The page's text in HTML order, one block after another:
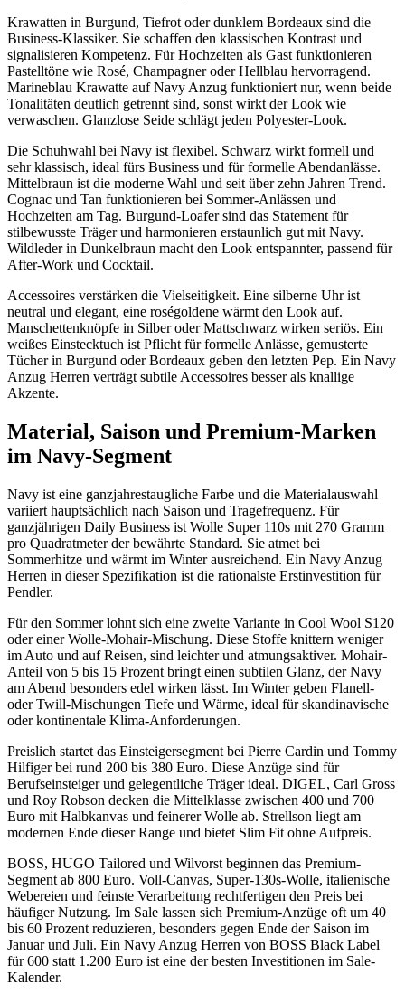
Krawatten in Burgund, Tiefrot oder dunklem Bordeaux sind die
Business-Klassiker. Sie schaffen den klassischen Kontrast und
signalisieren Kompetenz. Für Hochzeiten als Gast funktionieren
Pastelltöne wie Rosé, Champagner oder Hellblau hervorragend.
Marineblau Krawatte auf Navy Anzug funktioniert nur, wenn beide
Tonalitäten deutlich getrennt sind, sonst wirkt der Look wie
verwaschen. Glanzlose Seide schlägt jeden Polyester-Look.
Die Schuhwahl bei Navy ist flexibel. Schwarz wirkt formell und
sehr klassisch, ideal fürs Business und für formelle Abendanlässe.
Mittelbraun ist die moderne Wahl und seit über zehn Jahren Trend.
Cognac und Tan funktionieren bei Sommer-Anlässen und
Hochzeiten am Tag. Burgund-Loafer sind das Statement für
stilbewusste Träger und harmonieren erstaunlich gut mit Navy.
Wildleder in Dunkelbraun macht den Look entspannter, passend für
After-Work und Cocktail.
Accessoires verstärken die Vielseitigkeit. Eine silberne Uhr ist
neutral und elegant, eine roségoldene wärmt den Look auf.
Manschettenknöpfe in Silber oder Mattschwarz wirken seriös. Ein
weißes Einstecktuch ist Pflicht für formelle Anlässe, gemusterte
Tücher in Burgund oder Bordeaux geben den letzten Pep. Ein Navy
Anzug Herren verträgt subtile Accessoires besser als knallige
Akzente.
Material, Saison und Premium-Marken
im Navy-Segment
Navy ist eine ganzjahrestaugliche Farbe und die Materialauswahl
variiert hauptsächlich nach Saison und Tragefrequenz. Für
ganzjährigen Daily Business ist Wolle Super 110s mit 270 Gramm
pro Quadratmeter der bewährte Standard. Sie atmet bei
Sommerhitze und wärmt im Winter ausreichend. Ein Navy Anzug
Herren in dieser Spezifikation ist die rationalste Erstinvestition für
Pendler.
Für den Sommer lohnt sich eine zweite Variante in Cool Wool S120
oder einer Wolle-Mohair-Mischung. Diese Stoffe knittern weniger
im Auto und auf Reisen, sind leichter und atmungsaktiver. Mohair-
Anteil von 5 bis 15 Prozent bringt einen subtilen Glanz, der Navy
am Abend besonders edel wirken lässt. Im Winter geben Flanell-
oder Twill-Mischungen Tiefe und Wärme, ideal für skandinavische
oder kontinentale Klima-Anforderungen.
Preislich startet das Einsteigersegment bei Pierre Cardin und Tommy
Hilfiger bei rund 200 bis 380 Euro. Diese Anzüge sind für
Berufseinsteiger und gelegentliche Träger ideal. DIGEL, Carl Gross
und Roy Robson decken die Mittelklasse zwischen 400 und 700
Euro mit Halbkanvas und feinerer Wolle ab. Strellson liegt am
modernen Ende dieser Range und bietet Slim Fit ohne Aufpreis.
BOSS, HUGO Tailored und Wilvorst beginnen das Premium-
Segment ab 800 Euro. Voll-Canvas, Super-130s-Wolle, italienische
Webereien und feinste Verarbeitung rechtfertigen den Preis bei
häufiger Nutzung. Im Sale lassen sich Premium-Anzüge oft um 40
bis 60 Prozent reduzieren, besonders gegen Ende der Saison im
Januar und Juli. Ein Navy Anzug Herren von BOSS Black Label
für 600 statt 1.200 Euro ist eine der besten Investitionen im Sale-
Kalender.